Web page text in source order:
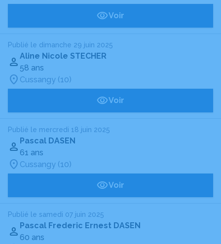
Voir
Publié le dimanche 29 juin 2025
Aline Nicole STECHER
58 ans
Cussangy (10)
Voir
Publié le mercredi 18 juin 2025
Pascal DASEN
61 ans
Cussangy (10)
Voir
Publié le samedi 07 juin 2025
Pascal Frederic Ernest DASEN
60 ans